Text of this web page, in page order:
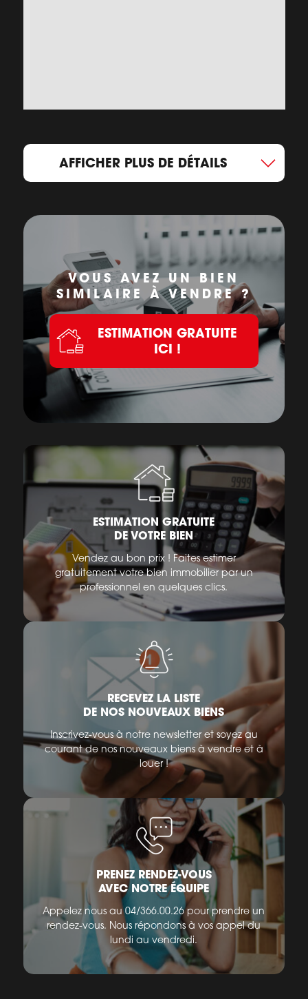
AFFICHER PLUS DE DÉTAILS
VOUS AVEZ UN BIEN
SIMILAIRE À VENDRE ?
ESTIMATION GRATUITE
ICI !
ESTIMATION GRATUITE
DE VOTRE BIEN
Vendez au bon prix ! Faites estimer
gratuitement votre bien immobilier par un
professionnel en quelques clics.
RECEVEZ LA LISTE
DE NOS NOUVEAUX BIENS
Inscrivez-vous à notre newsletter et soyez au
courant de nos nouveaux biens à vendre et à
louer !
PRENEZ RENDEZ-VOUS
AVEC NOTRE ÉQUIPE
Appelez nous au 04/366.00.26 pour prendre un
rendez-vous. Nous répondons à vos appel du
lundi au vendredi.